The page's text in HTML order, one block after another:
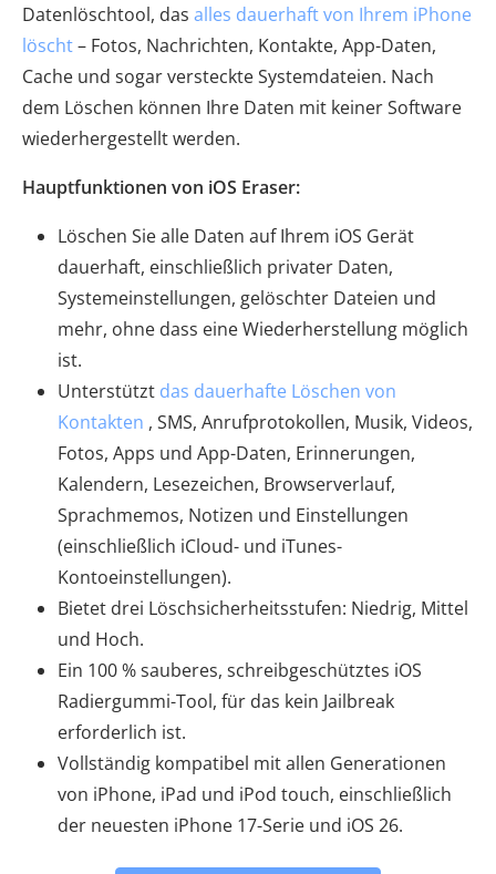
Datenlöschtool, das alles dauerhaft von Ihrem iPhone
löscht– Fotos, Nachrichten, Kontakte, App-Daten,
Cache und sogar versteckte Systemdateien. Nach
dem Löschen können Ihre Daten mit keiner Software
wiederhergestellt werden.
Hauptfunktionen von iOS Eraser:
Löschen Sie alle Daten auf Ihrem iOS Gerät
dauerhaft, einschließlich privater Daten,
Systemeinstellungen, gelöschter Dateien und
mehr, ohne dass eine Wiederherstellung möglich
ist.
Unterstützt das dauerhafte Löschen von
Kontakten , SMS, Anrufprotokollen, Musik, Videos,
Fotos, Apps und App-Daten, Erinnerungen,
Kalendern, Lesezeichen, Browserverlauf,
Sprachmemos, Notizen und Einstellungen
(einschließlich iCloud- und iTunes-
Kontoeinstellungen).
Bietet drei Löschsicherheitsstufen: Niedrig, Mittel
und Hoch.
Ein 100 % sauberes, schreibgeschütztes iOS
Radiergummi-Tool, für das kein Jailbreak
erforderlich ist.
Vollständig kompatibel mit allen Generationen
von iPhone, iPad und iPod touch, einschließlich
der neuesten iPhone 17-Serie und iOS 26.